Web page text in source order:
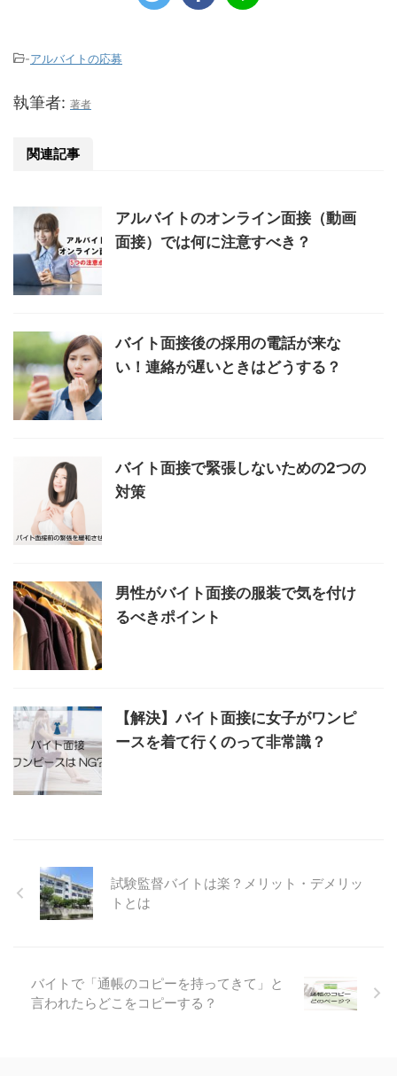
-アルバイトの応募
執筆者: 著者
関連記事
アルバイトのオンライン面接（動画
面接）では何に注意すべき？
バイト面接後の採用の電話が来な
い！連絡が遅いときはどうする？
バイト面接で緊張しないための2つの
対策
男性がバイト面接の服装で気を付け
るべきポイント
【解決】バイト面接に女子がワンピ
ースを着て行くのって非常識？
試験監督バイトは楽？メリット・デメリッ
トとは
バイトで「通帳のコピーを持ってきて」と
言われたらどこをコピーする？